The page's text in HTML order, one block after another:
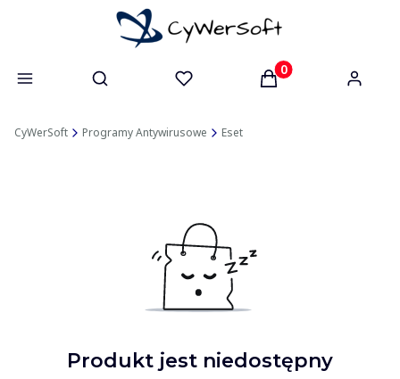
Otwórz wyszukiwarkę Produkty w
CyWerSoft Programy Antywirusowe Eset
Produkt jest niedostępny